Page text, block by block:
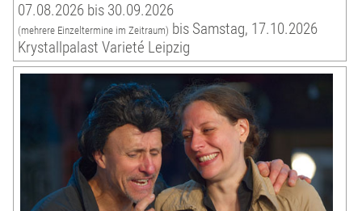
07.08.2026 bis 30.09.2026
(mehrere Einzeltermine im Zeitraum) bis Samstag, 17.10.2026
Krystallpalast Varieté Leipzig